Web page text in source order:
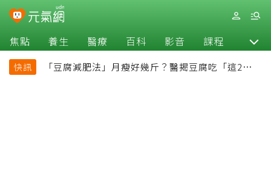
焦點 養生 醫療 百科 影音 課程 退休
快訊
「豆腐減肥法」月瘦好幾斤？醫揭豆腐吃「這2種最